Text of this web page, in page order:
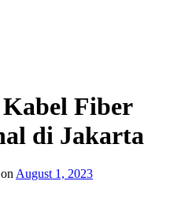
Fiber
di Jakarta
on August 1, 2023